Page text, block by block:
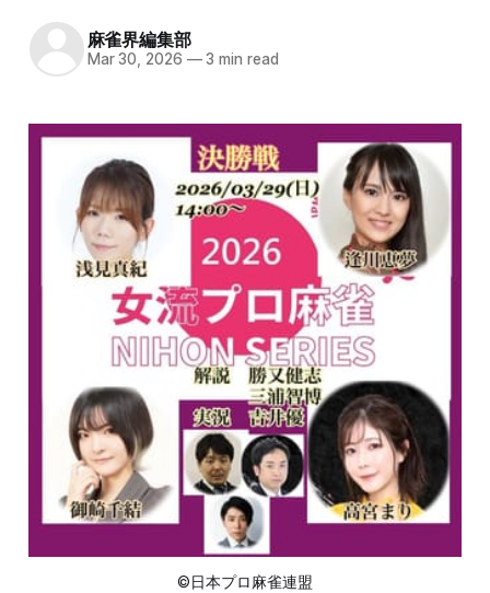
麻雀界編集部
Mar 30, 2026 —3 min read
©日本プロ麻雀連盟